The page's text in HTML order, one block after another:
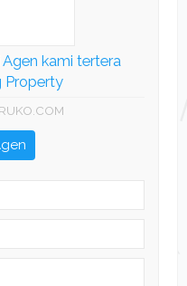
kami tertera
Property